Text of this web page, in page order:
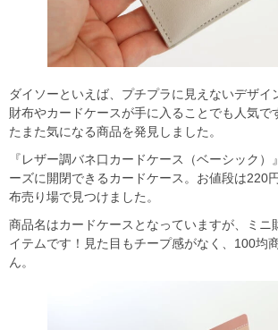
ダイソーといえば、プチプラに見えないデザイ
財布やカードケースが手に入ることでも人気で
たまた気になる商品を発見しました。
『レザー調バネ口カードケース（ベーシック）
ーズに開閉できるカードケース。お値段は220
布売り場で見つけました。
商品名はカードケースとなっていますが、ミニ
イテムです！見た目もチープ感がなく、100均
ん。